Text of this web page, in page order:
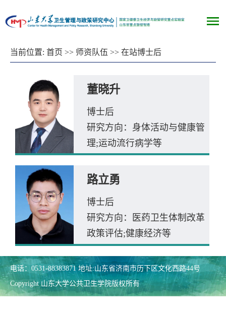
当前位置: 首页 >> 师资队伍 >> 在站博士后
董晓升
博士后
研究方向：身体活动与健康管
理;运动流行病学等
路立勇
博士后
研究方向：医药卫生体制改革
政策评估;健康经济等
电话：0531-88383871 地址:山东省济南市历下区文化西路44号
Copyright 山东大学公共卫生学院版权所有